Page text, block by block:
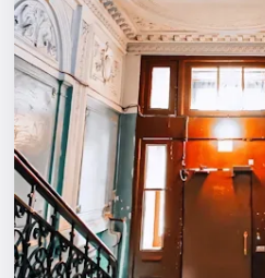
Города
Площадки
Артисты
Рейтинги